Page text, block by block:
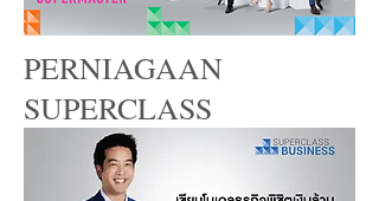
PERNIAGAAN
SUPERCLASS